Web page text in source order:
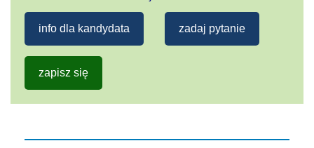
info dla kandydata zadaj pytanie
zapisz się